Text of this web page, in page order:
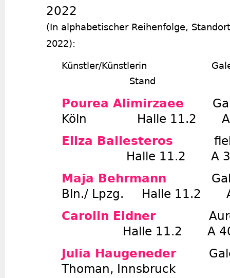
2022
(In alphabetischer Reihenfolge,
2022):
Künstler/
Stand
Pourea Alimirzaee
Köln Halle 11.2 A
Eliza Ballesteros
Halle 11.2 A
Maja Behrmann
Bln./ Lpzg. Halle 11.2
Carolin Eidner
Halle 11.2 A
Julia Haugeneder
Thoman, Innsbruck